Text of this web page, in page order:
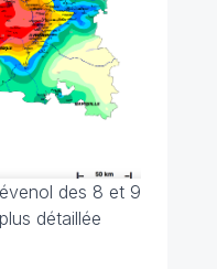
des 8 et 9
détaillée